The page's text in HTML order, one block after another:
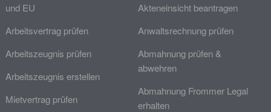
und EU
Arbeitsvertrag prüfen
Arbeitszeugnis prüfen
Arbeitszeugnis erstellen
Mietvertrag prüfen
Akteneinsicht beantragen
Anwaltsrechnung prüfen
Abmahnung prüfen &
abwehren
Abmahnung Frommer Legal
erhalten